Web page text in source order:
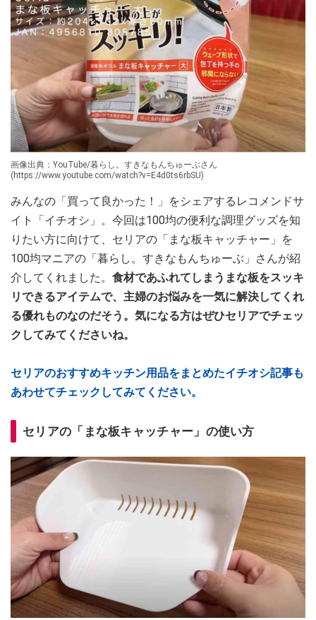
画像出典：YouTube/暮らし。すきなもんちゅーぶさん
(https://www.youtube.com/watch?v=E4d0ts6rbSU)
みんなの「買って良かった！」をシェアするレコメンドサ
イト「イチオシ」。今回は100均の便利な調理グッズを知
りたい方に向けて、セリアの「まな板キャッチャー」を
100均マニアの「暮らし。すきなもんちゅーぶ」さんが紹
介してくれました。 食材であふれてしまうまな板をスッキ
リできるアイテムで、主婦のお悩みを一気に解決してくれ
る優れものなのだそう。気になる方はぜひセリアでチェッ
クしてみてくださいね。
セリアのおすすめキッチン用品をまとめたイチオシ記事も
あわせてチェックしてみてください。
セリアの「まな板キャッチャー」の使い方